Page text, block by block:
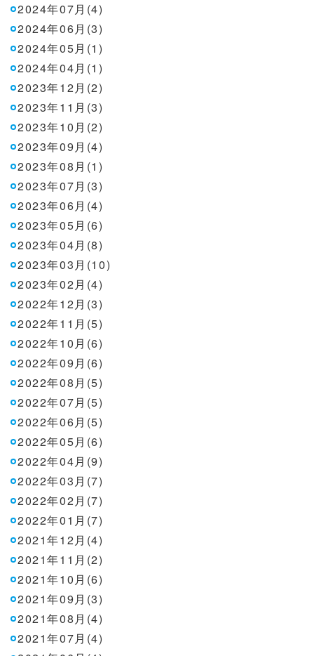
2024年07月(4)
2024年06月(3)
2024年05月(1)
2024年04月(1)
2023年12月(2)
2023年11月(3)
2023年10月(2)
2023年09月(4)
2023年08月(1)
2023年07月(3)
2023年06月(4)
2023年05月(6)
2023年04月(8)
2023年03月(10)
2023年02月(4)
2022年12月(3)
2022年11月(5)
2022年10月(6)
2022年09月(6)
2022年08月(5)
2022年07月(5)
2022年06月(5)
2022年05月(6)
2022年04月(9)
2022年03月(7)
2022年02月(7)
2022年01月(7)
2021年12月(4)
2021年11月(2)
2021年10月(6)
2021年09月(3)
2021年08月(4)
2021年07月(4)